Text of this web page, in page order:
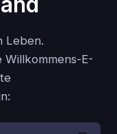
Leben.
Willkommens-E-